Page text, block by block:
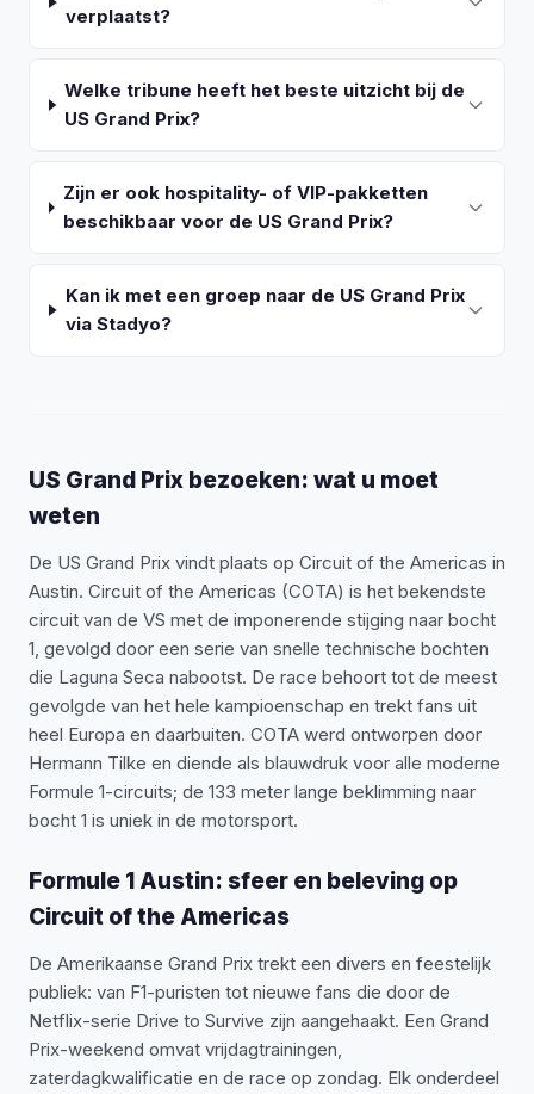
verplaatst?
Welke tribune heeft het beste uitzicht bij de
US Grand Prix?
Zijn er ook hospitality- of VIP-pakketten
beschikbaar voor de US Grand Prix?
Kan ik met een groep naar de US Grand Prix
via Stadyo?
US Grand Prix bezoeken: wat u moet
weten
De US Grand Prix vindt plaats op Circuit of the Americas in
Austin. Circuit of the Americas (COTA) is het bekendste
circuit van de VS met de imponerende stijging naar bocht
1, gevolgd door een serie van snelle technische bochten
die Laguna Seca nabootst. De race behoort tot de meest
gevolgde van het hele kampioenschap en trekt fans uit
heel Europa en daarbuiten. COTA werd ontworpen door
Hermann Tilke en diende als blauwdruk voor alle moderne
Formule 1-circuits; de 133 meter lange beklimming naar
bocht 1 is uniek in de motorsport.
Formule 1 Austin: sfeer en beleving op
Circuit of the Americas
De Amerikaanse Grand Prix trekt een divers en feestelijk
publiek: van F1-puristen tot nieuwe fans die door de
Netflix-serie Drive to Survive zijn aangehaakt. Een Grand
Prix-weekend omvat vrijdagtrainingen,
zaterdagkwalificatie en de race op zondag. Elk onderdeel